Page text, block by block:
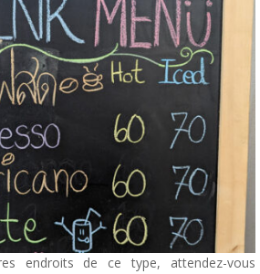
endroits de ce type, attendez-vous